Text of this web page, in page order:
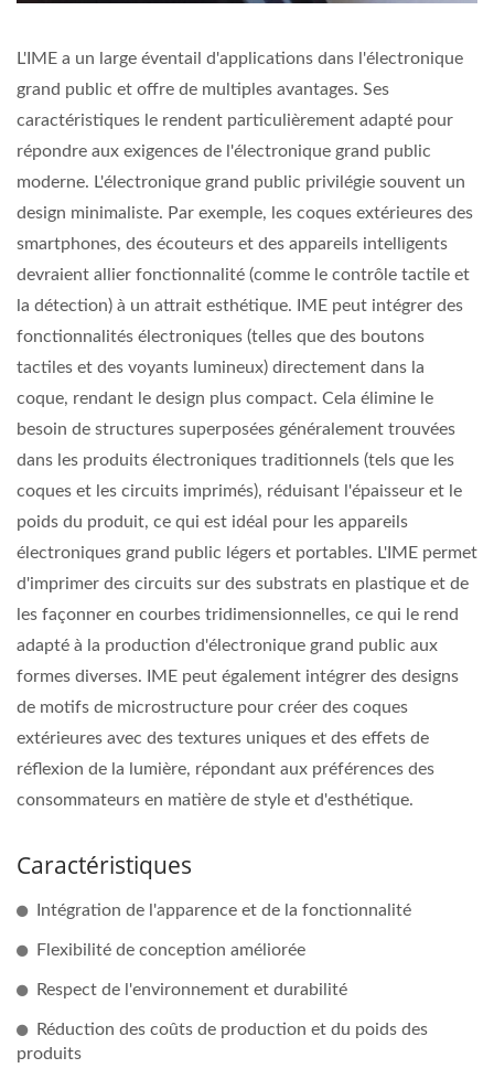
L'IME a un large éventail d'applications dans l'électronique
grand public et offre de multiples avantages. Ses
caractéristiques le rendent particulièrement adapté pour
répondre aux exigences de l'électronique grand public
moderne. L'électronique grand public privilégie souvent un
design minimaliste. Par exemple, les coques extérieures des
smartphones, des écouteurs et des appareils intelligents
devraient allier fonctionnalité (comme le contrôle tactile et
la détection) à un attrait esthétique. IME peut intégrer des
fonctionnalités électroniques (telles que des boutons
tactiles et des voyants lumineux) directement dans la
coque, rendant le design plus compact. Cela élimine le
besoin de structures superposées généralement trouvées
dans les produits électroniques traditionnels (tels que les
coques et les circuits imprimés), réduisant l'épaisseur et le
poids du produit, ce qui est idéal pour les appareils
électroniques grand public légers et portables. L'IME permet
d'imprimer des circuits sur des substrats en plastique et de
les façonner en courbes tridimensionnelles, ce qui le rend
adapté à la production d'électronique grand public aux
formes diverses. IME peut également intégrer des designs
de motifs de microstructure pour créer des coques
extérieures avec des textures uniques et des effets de
réflexion de la lumière, répondant aux préférences des
consommateurs en matière de style et d'esthétique.
Caractéristiques
Intégration de l'apparence et de la fonctionnalité
Flexibilité de conception améliorée
Respect de l'environnement et durabilité
Réduction des coûts de production et du poids des
produits